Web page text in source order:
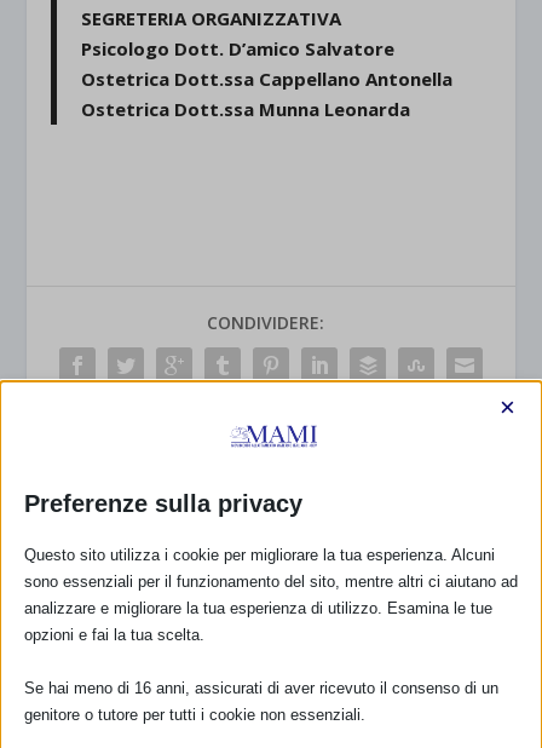
SEGRETERIA ORGANIZZATIVA
Psicologo Dott. D’amico Salvatore
Ostetrica Dott.ssa Cappellano Antonella
Ostetrica Dott.ssa Munna Leonarda
CONDIVIDERE:
PRECEDENTE
SAM 2017 Cinisello
PROSSIMO
Preferenze sulla privacy
×
Questo sito utilizza i cookie per migliorare la tua esperienza. Alcuni
sono essenziali per il funzionamento del sito, mentre altri ci aiutano ad
analizzare e migliorare la tua esperienza di utilizzo. Esamina le tue
opzioni e fai la tua scelta.
Se hai meno di 16 anni, assicurati di aver ricevuto il consenso di un
genitore o tutore per tutti i cookie non essenziali.